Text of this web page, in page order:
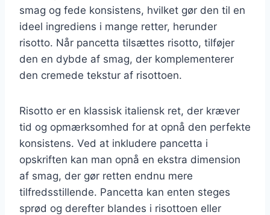
smag og fede konsistens, hvilket gør den til en
ideel ingrediens i mange retter, herunder
risotto. Når pancetta tilsættes risotto, tilføjer
den en dybde af smag, der komplementerer
den cremede tekstur af risottoen.
Risotto er en klassisk italiensk ret, der kræver
tid og opmærksomhed for at opnå den perfekte
konsistens. Ved at inkludere pancetta i
opskriften kan man opnå en ekstra dimension
af smag, der gør retten endnu mere
tilfredsstillende. Pancetta kan enten steges
sprød og derefter blandes i risottoen eller